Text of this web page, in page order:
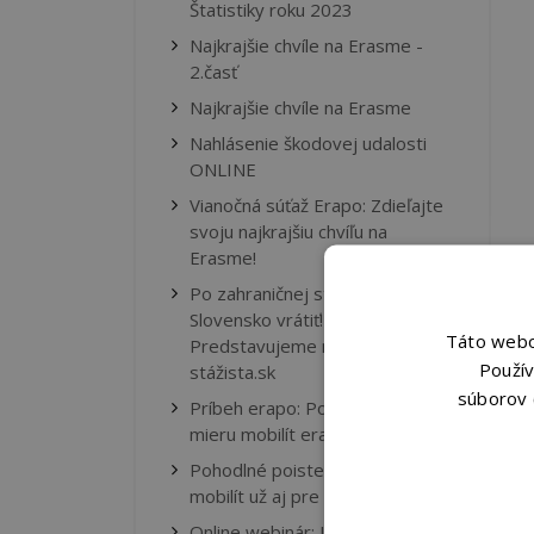
Štatistiky roku 2023
Najkrajšie chvíle na Erasme -
2.časť
Najkrajšie chvíle na Erasme
Nahlásenie škodovej udalosti
ONLINE
Vianočná súťaž Erapo: Zdieľajte
svoju najkrajšiu chvíľu na
Erasme!
Po zahraničnej stáži sa oplatí na
Slovensko vrátiť!
Predstavujeme nový projekt:
stážista.sk
Príbeh erapo: Poistenie na
mieru mobilít erasmus+
Pohodlné poistenie Erasmus+
mobilít už aj pre stredné školy!
Táto
súborov